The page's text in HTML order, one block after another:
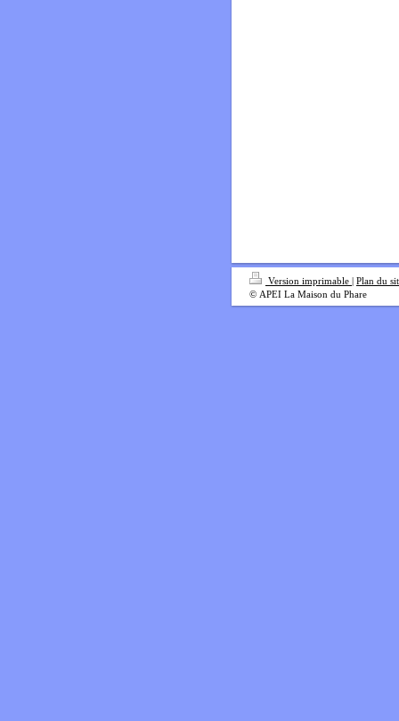
Version imprimable | Plan du
© APEI La Maison du Phare